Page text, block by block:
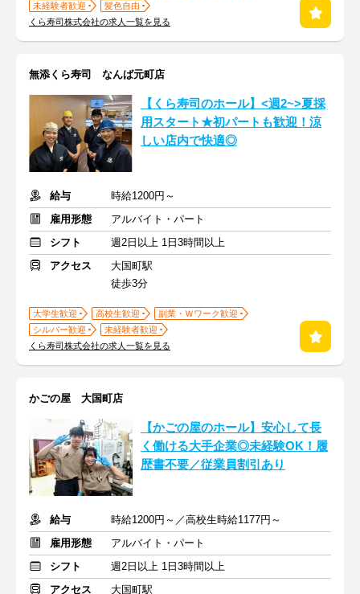
未経験者歓迎
髪色自由
くら寿司株式会社の求人一覧を見る
無添くら寿司 なんば元町店
【くら寿司のホール】<週2~>夏採
用スタート★初パートも歓迎！涼
しい店内で快適◎
給与
時給1200円～
雇用形態
アルバイト・パート
シフト
週2日以上 1日3時間以上
アクセス
大国町駅
徒歩3分
大学生歓迎 高校生歓迎
副業・Ｗワーク歓迎
シルバー歓迎
未経験者歓迎
くら寿司株式会社の求人一覧を見る
かごの屋 大国町店
【かごの屋のホール】安心して長
く働ける大手企業◎未経験OK！履
歴書不要／従業員割引あり
給与
時給1200円～／高校生時給1177円～
雇用形態
アルバイト・パート
シフト
週2日以上 1日3時間以上
アクセス
大国町駅